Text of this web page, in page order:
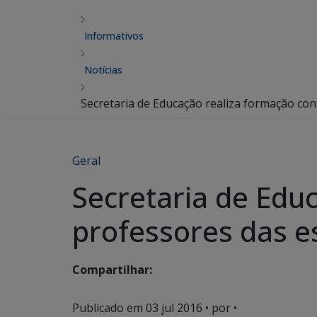
Informativos
Notícias
Secretaria de Educação realiza formação
Geral
Secretaria de
professores das
Compartilhar:
Publicado em 03 jul 2016 • por •